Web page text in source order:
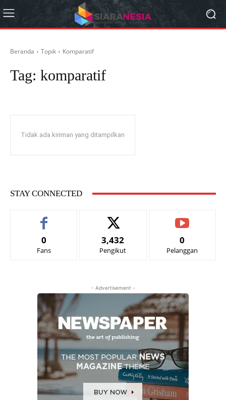
Beranda Topik Komparatif
Tag: komparatif
Tidak ada kiriman yang ditampilkan
STAY CONNECTED
0
Fans
3,432
Pengikut
0
Pelanggan
- Advertisement -